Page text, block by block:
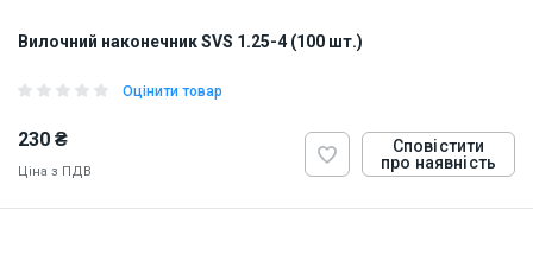
Вилочний наконечник SVS 1.25-4 (100 шт.)
Оцінити товар
230 ₴
Ціна з ПДВ
Сповістити
про наявність